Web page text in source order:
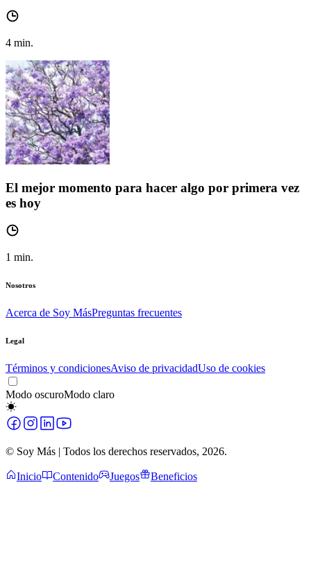
4 min.
El mejor momento para hacer algo por primera vez
es hoy
1 min.
Nosotros
Acerca de Soy MásPreguntas frecuentes
Legal
Términos y condicionesAviso de privacidadUso de cookies
Modo oscuroModo claro
© Soy Más | Todos los derechos reservados, 2026.
Inicio Contenido Juegos Beneficios